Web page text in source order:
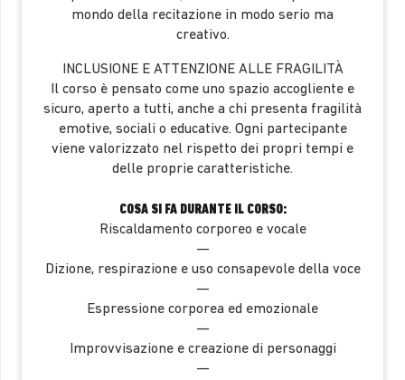
mondo della recitazione in modo serio ma
creativo.
INCLUSIONE E ATTENZIONE ALLE FRAGILITÀ
Il corso è pensato come uno spazio accogliente e
sicuro, aperto a tutti, anche a chi presenta fragilità
emotive, sociali o educative. Ogni partecipante
viene valorizzato nel rispetto dei propri tempi e
delle proprie caratteristiche.
COSA SI FA DURANTE IL CORSO:
Riscaldamento corporeo e vocale
—
Dizione, respirazione e uso consapevole della voce
—
Espressione corporea ed emozionale
—
Improvvisazione e creazione di personaggi
—